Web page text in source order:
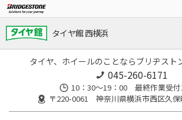
タイヤ館 西横浜
タイヤ、ホイールのことならブリヂスト
045-260-6171
10：30～19：00 最終作業受付
〒220-0061 神奈川県横浜市西区久保